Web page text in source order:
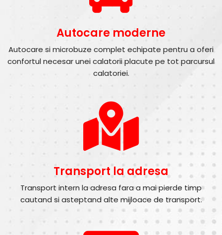
Autocare moderne
Autocare si microbuze complet echipate pentru a oferi
confortul necesar unei calatorii placute pe tot parcursul
calatoriei.
Transport la adresa
Transport intern la adresa fara a mai pierde timp
cautand si asteptand alte mijloace de transport.